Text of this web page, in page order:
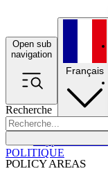
Open sub
navigation
Recherche
POLICY AREAS
Français
POLITIQUE